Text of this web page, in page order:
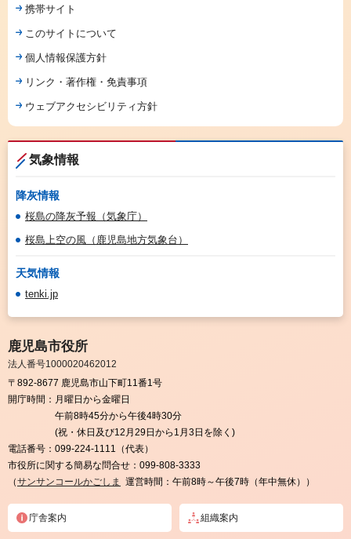
携帯サイト
このサイトについて
個人情報保護方針
リンク・著作権・免責事項
ウェブアクセシビリティ方針
気象情報
降灰情報
桜島の降灰予報（気象庁）
桜島上空の風（鹿児島地方気象台）
天気情報
tenki.jp
鹿児島市役所
法人番号1000020462012
〒892-8677 鹿児島市山下町11番1号
開庁時間： 月曜日から金曜日
午前8時45分から午後4時30分
(祝・休日及び12月29日から1月3日を除く)
電話番号： 099-224-1111（代表）
市役所に関する簡易な問合せ： 099-808-3333
（サンサンコールかごしま 運営時間：午前8時～午後7時（年中無休））
庁舎案内 組織案内